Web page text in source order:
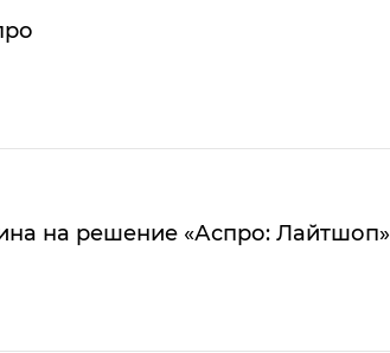
на решение «Аспро: Лайтшоп»